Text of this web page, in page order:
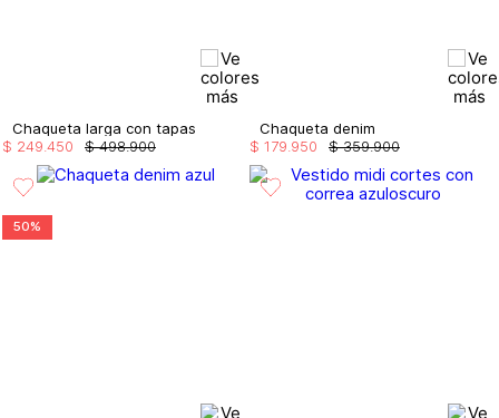
Chaqueta larga con tapas
$ 498.900
$ 249 450
Chaqueta denim
$ 359.900
$ 179 950
50%